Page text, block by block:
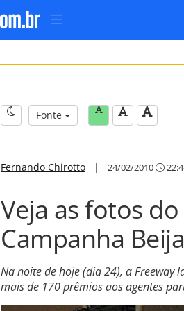
Fonte
Fernando Chirotto | 24/02/2010
Veja as fotos
Campanha
Na noite de hoje (dia 24), a Freeway
mais de 170 prêmios aos agentes